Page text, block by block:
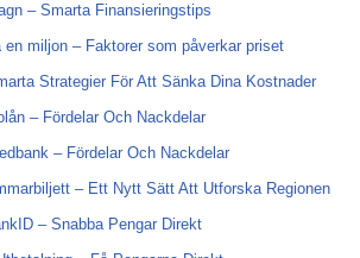
– Smarta Finansieringstips
miljon – Faktorer som påverkar priset
Strategier För Att Sänka Dina Kostnader
– Fördelar Och Nackdelar
– Fördelar Och Nackdelar
– Ett Nytt Sätt Att Utforska Regionen
– Snabba Pengar Direkt